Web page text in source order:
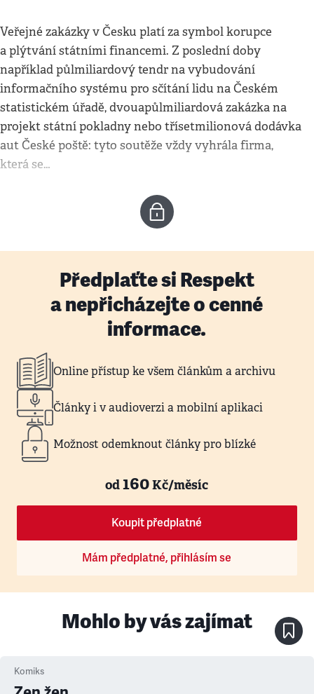
Veřejné zakázky v Česku platí za symbol korupce
a plýtvání státními financemi. Z poslední doby
například půlmiliardový tendr na vybudování
informačního systému pro sčítání lidu na Českém
statistickém úřadě, dvouapůlmiliardová zakázka na
projekt státní pokladny nebo třísetmilionová dodávka
aut České poště: tyto soutěže vždy vyhrála firma,
která se…
Předplaťte si Respekt
a nepřicházejte o cenné
informace.
Online přístup ke všem článkům a archivu
Články i v audioverzi a mobilní aplikaci
Možnost odemknout články pro blízké
od160Kč/měsíc
Koupit předplatné
Mám předplatné, přihlásím se
Mohlo by vás zajímat
Komiks